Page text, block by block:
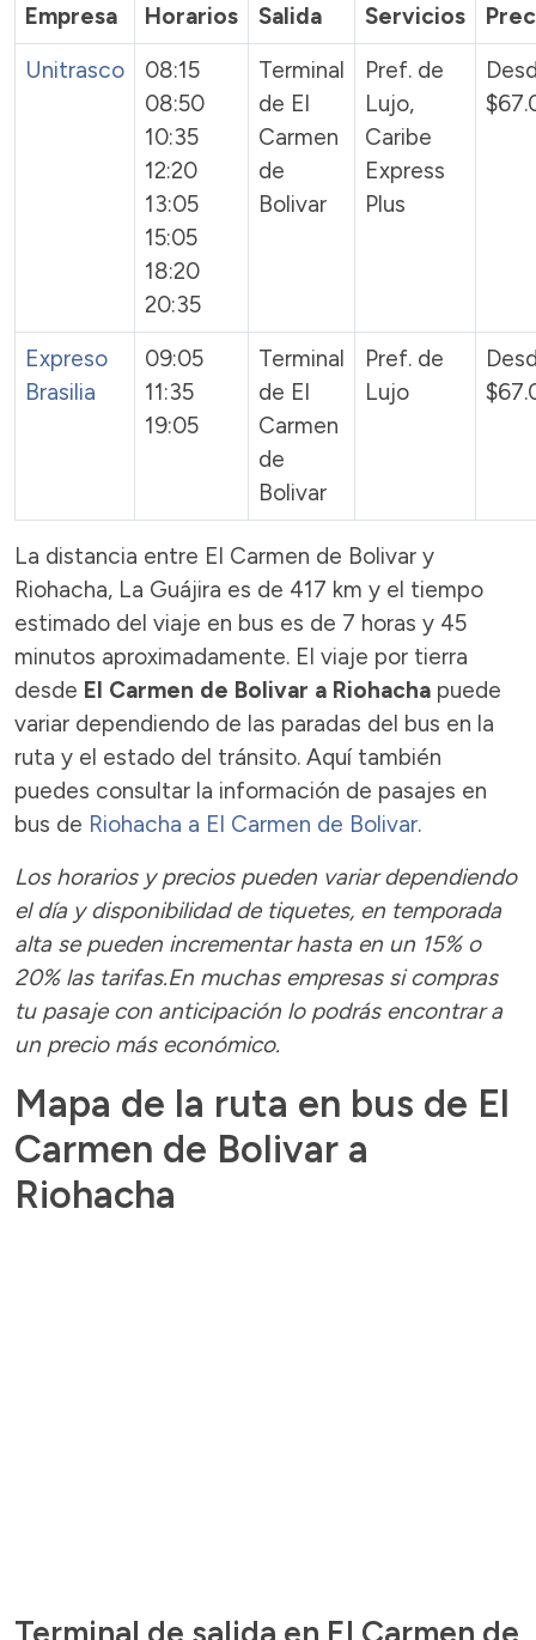
Empresa Horarios Salida Servicios
Unitrasco
08:15
08:50
10:35
12:20
13:05
15:05
18:20
20:35
Terminal
de El
Carmen
de
Bolivar
Pref. de
Lujo,
Caribe
Express
Plus
Expreso
Brasilia
09:05
11:35
19:05
Terminal
de El
Carmen
de
Bolivar
Pref. de
Lujo
La distancia entre El Carmen de Bolivar y
Riohacha, La Guájira es de 417 km y el tiempo
estimado del viaje en bus es de 7 horas y 45
minutos aproximadamente. El viaje por tierra
desde El Carmen de Bolivar a Riohacha puede
variar dependiendo de las paradas del bus en la
ruta y el estado del tránsito. Aquí también
puedes consultar la información de pasajes en
bus de Riohacha a El Carmen de Bolivar.
Los horarios y precios pueden variar dependiendo
el día y disponibilidad de tiquetes, en temporada
alta se pueden incrementar hasta en un 15% o
20% las tarifas.En muchas empresas si compras
tu pasaje con anticipación lo podrás encontrar a
un precio más económico.
Mapa de la ruta en bus de El
Carmen de Bolivar a
Riohacha
Terminal de salida en El Carmen de